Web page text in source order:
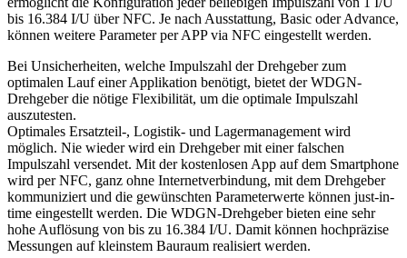
bis 16.384 I/U über NFC. Je nach Ausstattung, Basic oder Advance,
können weitere Parameter per APP via NFC eingestellt werden.
Bei Unsicherheiten, welche Impulszahl der Drehgeber zum
optimalen Lauf einer Applikation benötigt, bietet der WDGN-
Drehgeber die nötige Flexibilität, um die optimale Impulszahl
auszutesten.
Optimales Ersatzteil-, Logistik- und Lagermanagement wird
möglich. Nie wieder wird ein Drehgeber mit einer falschen
Impulszahl versendet. Mit der kostenlosen App auf dem Smartphone
wird per NFC, ganz ohne Internetverbindung, mit dem Drehgeber
kommuniziert und die gewünschten Parameterwerte können just-in-
time eingestellt werden. Die WDGN-Drehgeber bieten eine sehr
hohe Auflösung von bis zu 16.384 I/U. Damit können hochpräzise
Messungen auf kleinstem Bauraum realisiert werden.